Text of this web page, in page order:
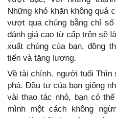
Những khó khăn không quá
vượt qua chúng bằng chỉ
đánh giá cao từ cấp trên sẽ
xuất chúng của bạn, đồng
tiến và tăng lương.
Về tài chính, người tuổi
phá. Đầu tư của bạn giống
vài thao tác nhỏ, bạn có
mình một cách không